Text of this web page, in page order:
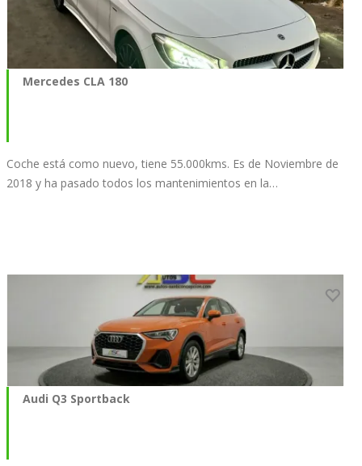
Mercedes CLA 180
Coche está como nuevo, tiene 55.000kms. Es de Noviembre de
2018 y ha pasado todos los mantenimientos en la…
Audi Q3 Sportback